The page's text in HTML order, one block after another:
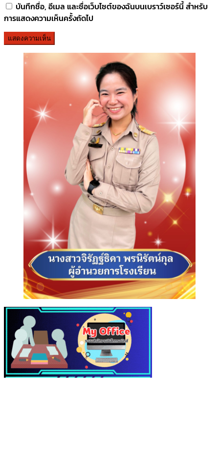
บันทึกชื่อ, อีเมล และชื่อเว็บไซต์ของฉันบนเบราว์เซอร์นี้ สำหรับ
การแสดงความเห็นครั้งถัดไป